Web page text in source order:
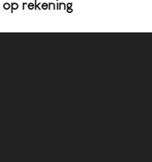
rekening